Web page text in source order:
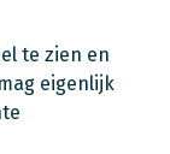
te zien en
eigenlijk